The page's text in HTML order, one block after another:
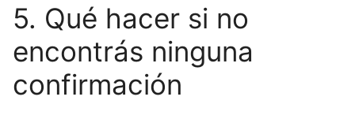
5. Qué hacer si no
encontrás ninguna
confirmación